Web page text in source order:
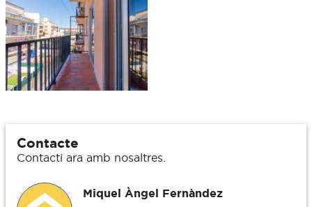
Contacte
Contacti ara amb nosaltres.
Miquel Àngel Fernàndez